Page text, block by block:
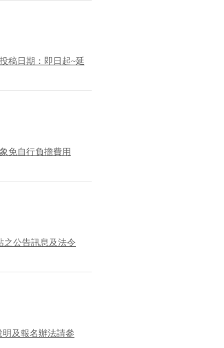
稿日期：即日起~延
免自行負擔費用
之公告訊息及法令
及報名辦法請參